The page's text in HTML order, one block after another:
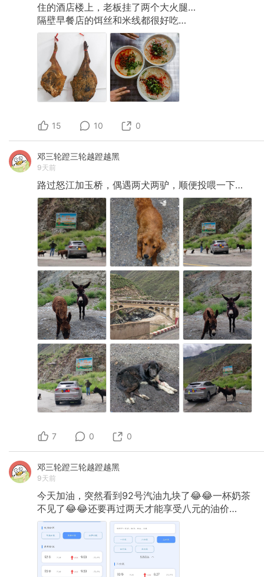
住的酒店楼上，老板挂了两个大火腿…
隔壁早餐店的饵丝和米线都很好吃…
15 10 0
邓三轮蹬三轮越蹬越黑
9天前
路过怒江加玉桥，偶遇两犬两驴，顺便投喂一下…
7 0 0
邓三轮蹬三轮越蹬越黑
9天前
今天加油，突然看到92号汽油九块了😂😂一杯奶茶
不见了😂😂还要再过两天才能享受八元的油价…